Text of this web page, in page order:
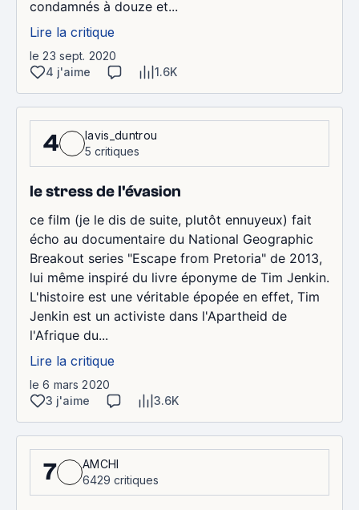
condamnés à douze et...
Lire la critique
le 23 sept. 2020
4 j'aime
1.6K
4
lavis_duntrou
5 critiques
le stress de l'évasion
ce film (je le dis de suite, plutôt ennuyeux) fait
écho au documentaire du National Geographic
Breakout series "Escape from Pretoria" de 2013,
lui même inspiré du livre éponyme de Tim Jenkin.
L'histoire est une véritable épopée en effet, Tim
Jenkin est un activiste dans l'Apartheid de
l'Afrique du...
Lire la critique
le 6 mars 2020
3 j'aime
3.6K
7
AMCHI
6429 critiques